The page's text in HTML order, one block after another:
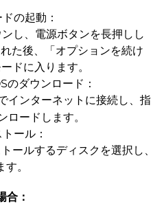
の起動：
し、電源ボタンを長押しし
た後、「オプションを続け
ドに入ります。
のダウンロード：
インターネットに接続し、指
ードします。
ール：
ールするディスクを選択し、
。
：